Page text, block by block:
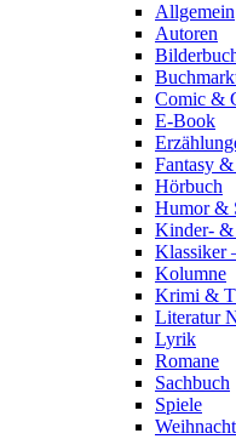
Allgemein
Autoren
Comic &
E-Book
Fantasy
Hörbuch
Humor &
Kinder- &
Klassiker
Kolumne
Krimi &
Literatur
Lyrik
Romane
Sachbuch
Spiele